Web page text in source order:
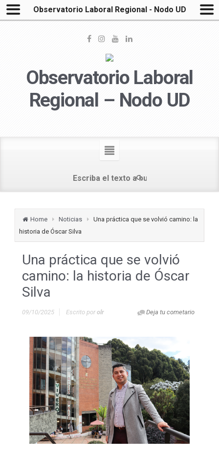
Observatorio Laboral
Regional – Nodo UD
Home Noticias
Una práctica que se volvió camino: la
historia de Óscar Silva
Una práctica que se volvió
camino: la historia de Óscar
Silva
09/10/2025 Deja tu cometario
Escrito porolr
Observatorio Laboral Regional - Nodo UD